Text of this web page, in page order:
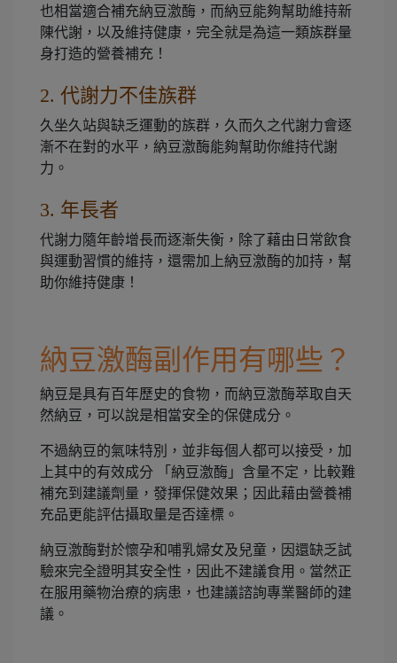
也相當適合補充納豆激酶，而納豆能夠幫助維持新
陳代謝，以及維持健康，完全就是為這一類族群量
身打造的營養補充！
2. 代謝力不佳族群
久坐久站與缺乏運動的族群，久而久之代謝力會逐
漸不在對的水平，納豆激酶能夠幫助你維持代謝
力。
3. 年長者
代謝力隨年齡增長而逐漸失衡，除了藉由日常飲食
與運動習慣的維持，還需加上納豆激酶的加持，幫
助你維持健康！
納豆激酶副作用有哪些？
納豆是具有百年歷史的食物，而納豆激酶萃取自天
然納豆，可以說是相當安全的保健成分。
不過納豆的氣味特別，並非每個人都可以接受，加
上其中的有效成分 「納豆激酶」含量不定，比較難
補充到建議劑量，發揮保健效果；因此藉由營養補
充品更能評估攝取量是否達標。
納豆激酶對於懷孕和哺乳婦女及兒童，因還缺乏試
驗來完全證明其安全性，因此不建議食用。當然正
在服用藥物治療的病患，也建議諮詢專業醫師的建
議。